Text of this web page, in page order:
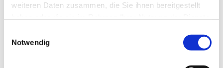
weiteren Daten zusammen, die Sie ihnen bereitgestellt
Notwendig